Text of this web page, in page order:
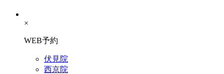
×
WEB予約
伏見院
西京院